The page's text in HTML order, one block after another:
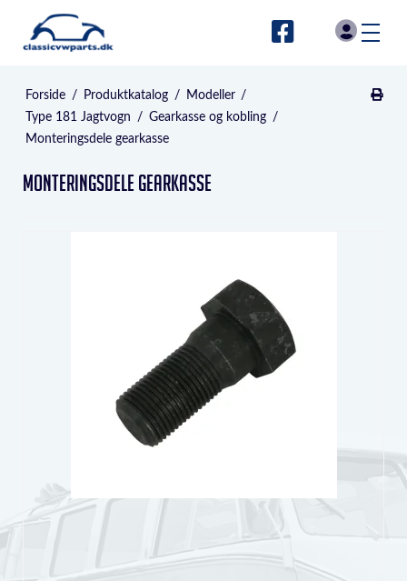
Forside / Produktkatalog / Modeller /
Type 181 Jagtvogn
/ Gearkasse og kobling /
Monteringsdele gearkasse
Monteringsdele gearkasse